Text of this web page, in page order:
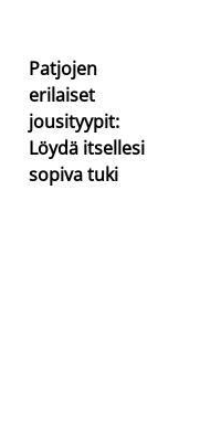
Patjojen
erilaiset
jousityypit:
Löydä itsellesi
sopiva tuki